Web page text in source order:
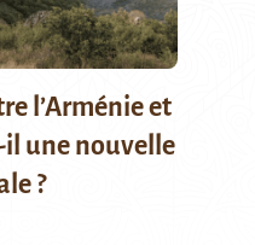
l’Arménie et
une nouvelle
?